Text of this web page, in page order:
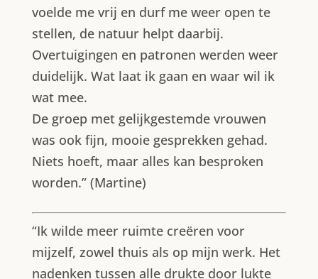
voelde me vrij en durf me weer open te
stellen, de natuur helpt daarbij.
Overtuigingen en patronen werden weer
duidelijk. Wat laat ik gaan en waar wil ik
wat mee.
De groep met gelijkgestemde vrouwen
was ook fijn, mooie gesprekken gehad.
Niets hoeft, maar alles kan besproken
worden.” (Martine)
“Ik wilde meer ruimte creëren voor
mijzelf, zowel thuis als op mijn werk. Het
nadenken tussen alle drukte door lukte